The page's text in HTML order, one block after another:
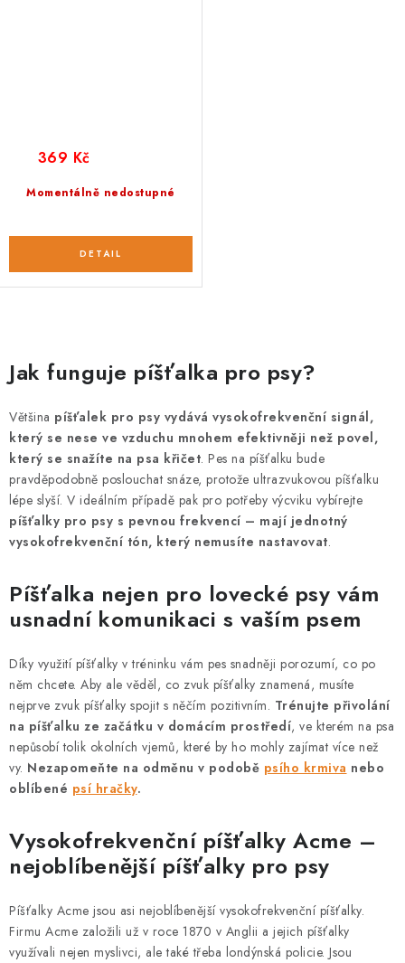
Momentálně nedostupné
369 Kč
v
l
á
d
a
c
í
p
r
k
y
ý
p
i
s
u
Jak funguje píšťalka pro psy?
Většina píšťalek pro psy vydává vysokofrekvenční signál,
který se nese ve vzduchu mnohem efektivněji než povel,
který se snažíte na psa křičet. Pes na píšťalku bude
pravděpodobně poslouchat snáze, protože ultrazvukovou píšťalku
lépe slyší. V ideálním případě pak pro potřeby výcviku vybírejte
píšťalky pro psy s pevnou frekvencí – mají jednotný
vysokofrekvenční tón, který nemusíte nastavovat.
Píšťalka nejen pro lovecké psy vám
usnadní komunikaci s vaším psem
Díky využití píšťalky v tréninku vám pes snadněji porozumí, co po
něm chcete. Aby ale věděl, co zvuk píšťalky znamená, musíte
nejprve zvuk píšťalky spojit s něčím pozitivním. Trénujte přivolání
na píšťalku ze začátku v domácím prostředí, ve kterém na psa
nepůsobí tolik okolních vjemů, které by ho mohly zajímat více než
vy. Nezapomeňte na odměnu v podobě psího krmiva nebo
oblíbené psí hračky.
Vysokofrekvenční píšťalky Acme –
nejoblíbenější píšťalky pro psy
Píšťalky Acme jsou asi nejoblíbenější vysokofrekvenční píšťalky.
Firmu Acme založili už v roce 1870 v Anglii a jejich píšťalky
využívali nejen myslivci, ale také třeba londýnská policie. Jsou